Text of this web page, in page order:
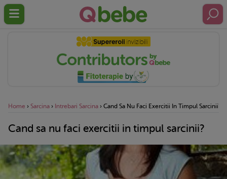
Home › Sarcina › Intrebari Sarcina › Cand Sa Nu Faci Exercitii In Timpul Sarcinii?
Cand sa nu faci exercitii in timpul sarcinii?